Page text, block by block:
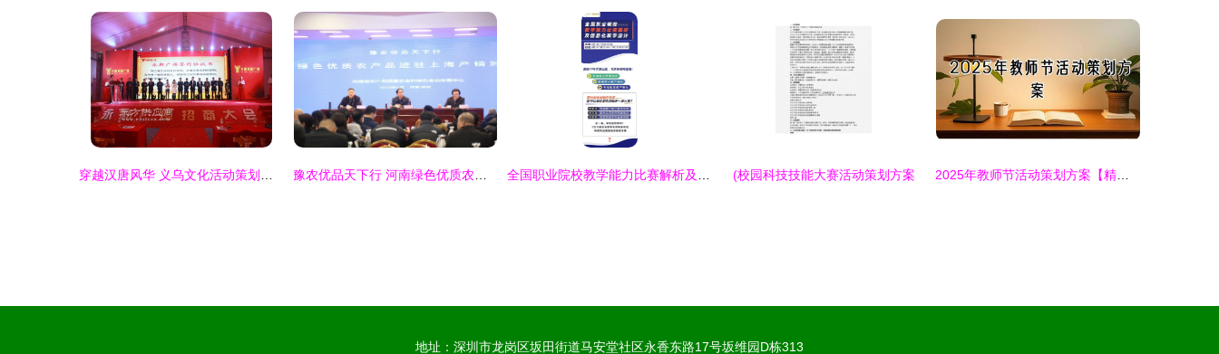
(校园科技技能大赛活动策划方案
地址：深圳市龙岗区坂田街道马安堂社区永香东路17号坂维园D栋313